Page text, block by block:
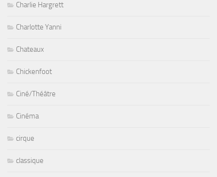
Charlie Hargrett
Charlotte Yanni
Chateaux
Chickenfoot
Ciné/Théâtre
Cinéma
cirque
classique